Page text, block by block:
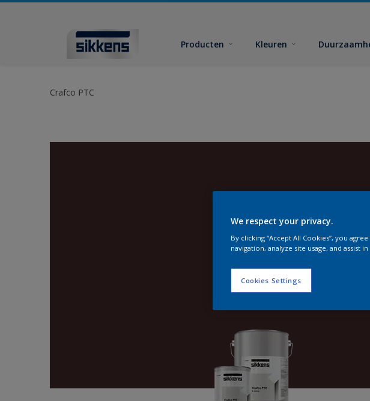
Producten Kleuren
Crafco PTC
We respect your privacy.
By clicking “Accept All Cookies”, you
navigation, analyze site usage, and assist
Cookies Settings